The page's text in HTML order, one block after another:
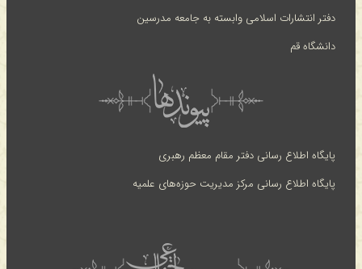
دفتر انتشارات اسلامی وابسته به جامعه مدرسین
دانشگاه قم
پایگاه اطلاع رسانی دفتر مقام معظم رهبری
پایگاه اطلاع رسانی مرکز مدیریت حوزه‌های علمیه